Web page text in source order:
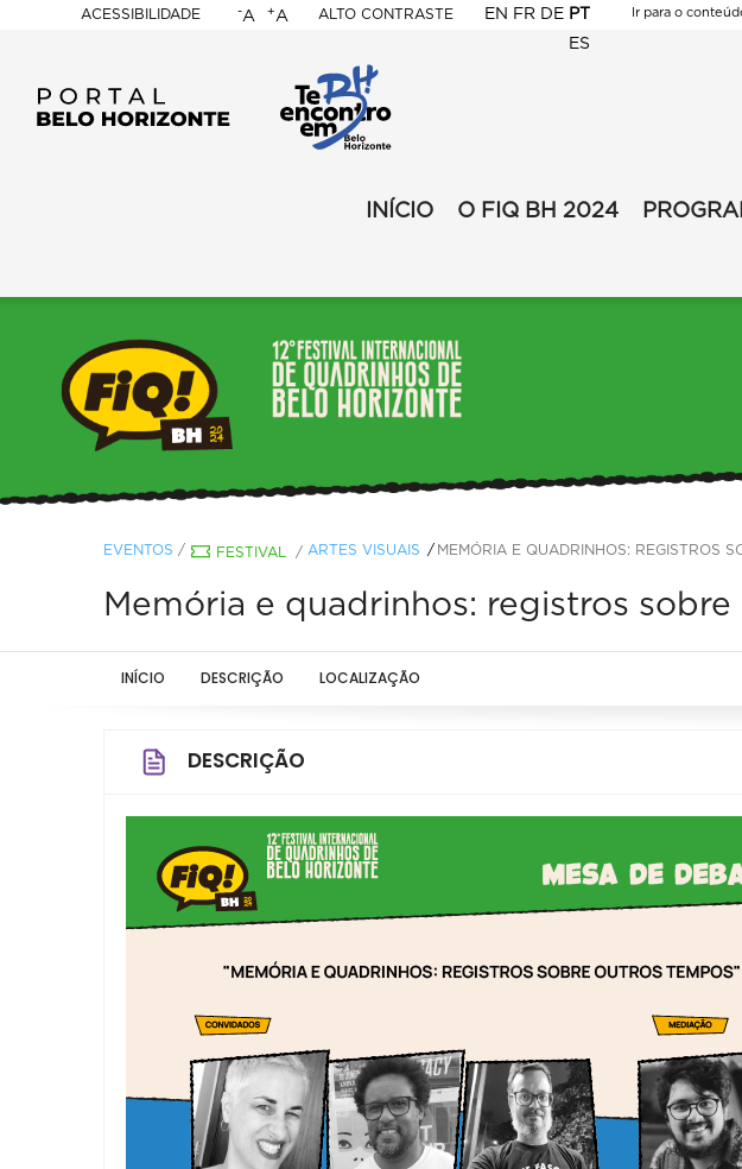
ACESSIBILIDADE
BELO
-A +A ALTO CONTRASTE EN FR DE PT
ES
Ir para o
MENU
INÍCIO O FIQ BH 2024
EVENTOS / FESTIVAL / ARTES VISUAIS MEMÓRIA E QUADRINHOS: REGISTROS
Memória e quadrinhos: registros
INÍCIO DESCRIÇÃO LOCALIZAÇÃO
DESCRIÇÃO